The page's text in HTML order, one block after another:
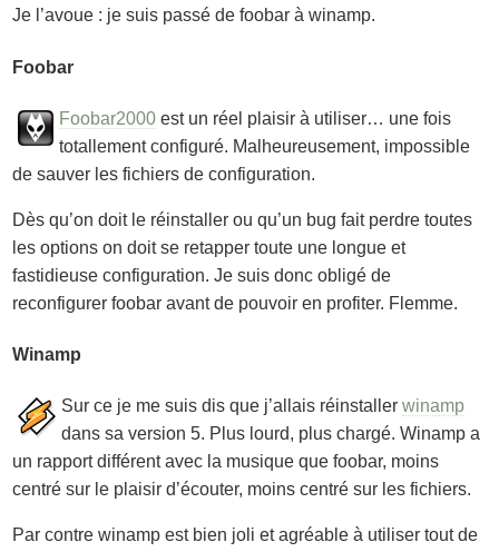
Je l’avoue : je suis passé de foobar à winamp.
Foobar
Foobar2000est un réel plaisir à utiliser… une fois
totallement configuré. Malheureusement, impossible
de sauver les fichiers de configuration.
Dès qu’on doit le réinstaller ou qu’un bug fait perdre toutes
les options on doit se retapper toute une longue et
fastidieuse configuration. Je suis donc obligé de
reconfigurer foobar avant de pouvoir en profiter. Flemme.
Winamp
Sur ce je me suis dis que j’allais réinstaller winamp
dans sa version 5. Plus lourd, plus chargé. Winamp a
un rapport différent avec la musique que foobar, moins
centré sur le plaisir d’écouter, moins centré sur les fichiers.
Par contre winamp est bien joli et agréable à utiliser tout de